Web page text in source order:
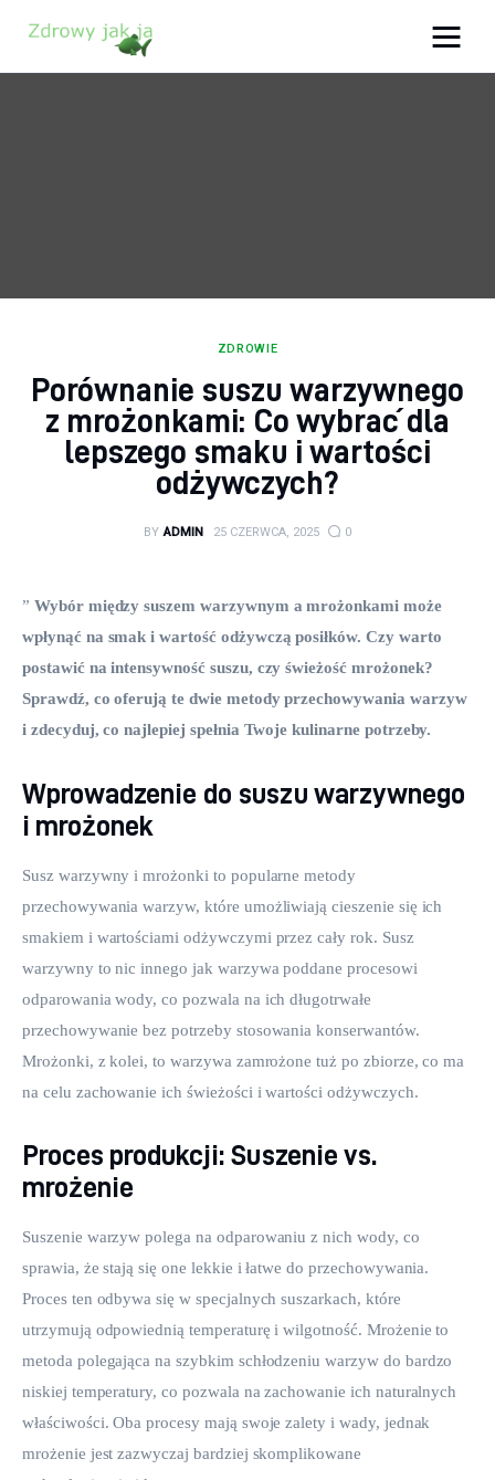
Zdrowy jak ja
Porady
Kontakt
ZDROWIE
Porównanie suszu warzywnego
z mrożonkami: Co wybrać dla
lepszego smaku i wartości
odżywczych?
BY ADMIN 25 CZERWCA, 2025 0
” Wybór między suszem warzywnym a mrożonkami może
wpłynąć na smak i wartość odżywczą posiłków. Czy warto
postawić na intensywność suszu, czy świeżość mrożonek?
Sprawdź, co oferują te dwie metody przechowywania warzyw
i zdecyduj, co najlepiej spełnia Twoje kulinarne potrzeby.
Wprowadzenie do suszu warzywnego
i mrożonek
Susz warzywny i mrożonki to popularne metody
przechowywania warzyw, które umożliwiają cieszenie się ich
smakiem i wartościami odżywczymi przez cały rok. Susz
warzywny to nic innego jak warzywa poddane procesowi
odparowania wody, co pozwala na ich długotrwałe
przechowywanie bez potrzeby stosowania konserwantów.
Mrożonki, z kolei, to warzywa zamrożone tuż po zbiorze, co ma
na celu zachowanie ich świeżości i wartości odżywczych.
Proces produkcji: Suszenie vs.
mrożenie
Suszenie warzyw polega na odparowaniu z nich wody, co
sprawia, że stają się one lekkie i łatwe do przechowywania.
Proces ten odbywa się w specjalnych suszarkach, które
utrzymują odpowiednią temperaturę i wilgotność. Mrożenie to
metoda polegająca na szybkim schłodzeniu warzyw do bardzo
niskiej temperatury, co pozwala na zachowanie ich naturalnych
właściwości. Oba procesy mają swoje zalety i wady, jednak
mrożenie jest zazwyczaj bardziej skomplikowane